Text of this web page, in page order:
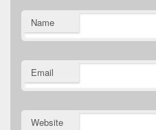
Name
Email
Website